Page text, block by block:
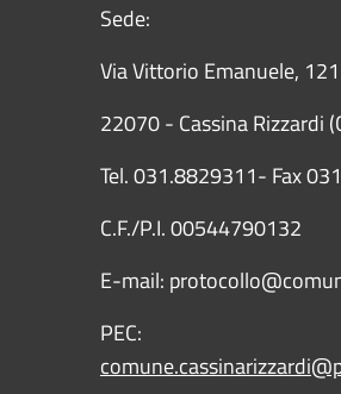
Sede:
Via Vittorio Emanuele, 121
22070 - Cassina Rizzardi
Tel. 031.8829311- Fax
C.F./P.I. 00544790132
E-mail:
PEC: